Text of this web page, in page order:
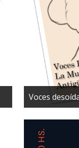
Voces